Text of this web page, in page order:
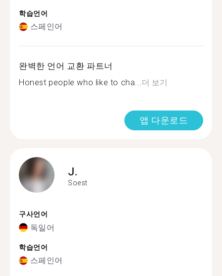
학습언어
스페인어
완벽한 언어 교환 파트너
Honest people who like to cha...더 보기
앱 다운로드
J.
Soest
구사언어
독일어
학습언어
스페인어